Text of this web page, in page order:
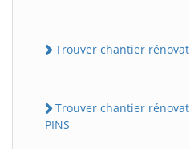
Trouver chantier
Trouver chantier
PINS